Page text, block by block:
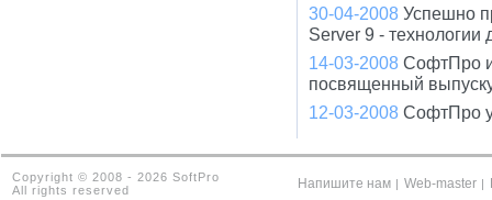
30-04-2008 Успешно
Server 9 -
14-03-2008 СофтПро
посвященный
12-03-2008 СофтПро
Copyright © 2008 - 2026 SoftPro
All rights reserved
Напишите нам| Web-master|